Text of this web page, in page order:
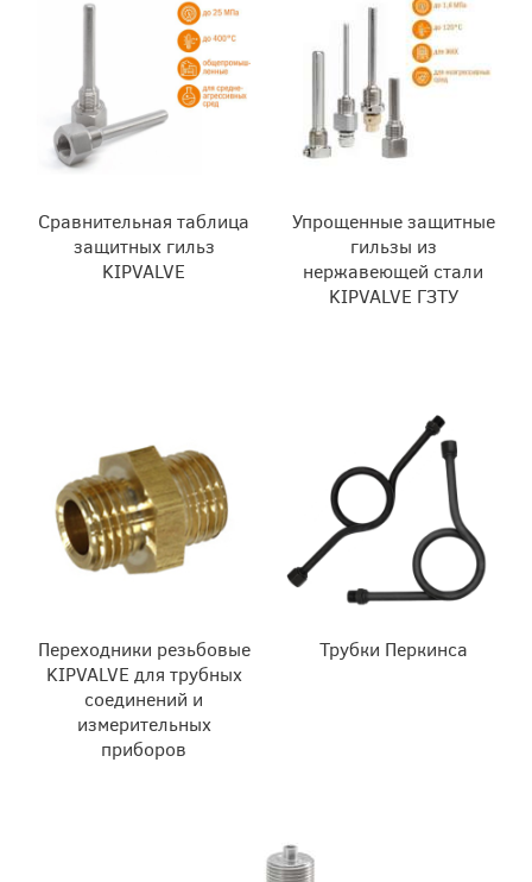
Сравнительная таблица
защитных гильз
KIPVALVE
Упрощенные защитные
гильзы из
нержавеющей стали
KIPVALVE ГЗТУ
Переходники резьбовые
KIPVALVE для трубных
соединений и
измерительных
приборов
Трубки Перкинса